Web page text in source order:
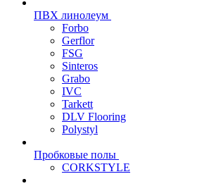
ПВХ линолеум
Forbo
Gerflor
FSG
Sinteros
Grabo
IVC
Tarkett
DLV Flooring
Polystyl
Пробковые полы
CORKSTYLE